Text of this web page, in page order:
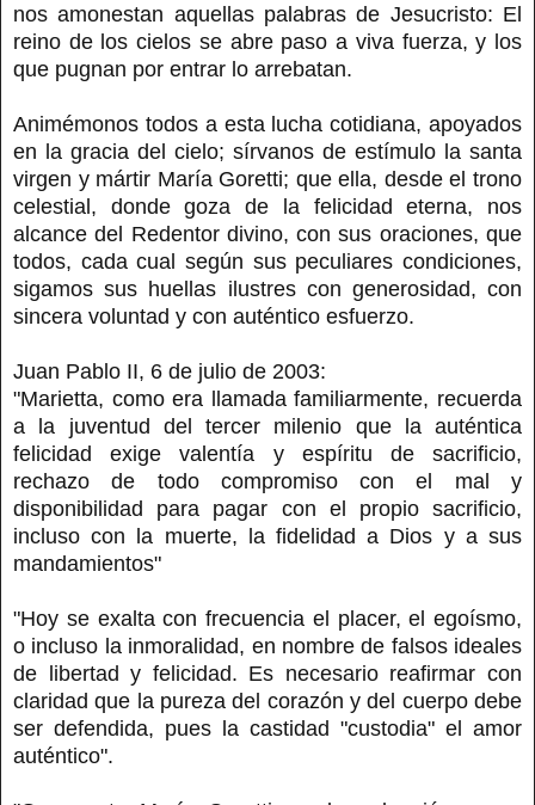
nos amonestan aquellas palabras de Jesucristo: El
reino de los cielos se abre paso a viva fuerza, y los
que pugnan por entrar lo arrebatan.
Animémonos todos a esta lucha cotidiana, apoyados
en la gracia del cielo; sírvanos de estímulo la santa
virgen y mártir María Goretti; que ella, desde el trono
celestial, donde goza de la felicidad eterna, nos
alcance del Redentor divino, con sus oraciones, que
todos, cada cual según sus peculiares condiciones,
sigamos sus huellas ilustres con generosidad, con
sincera voluntad y con auténtico esfuerzo.
Juan Pablo II, 6 de julio de 2003:
"Marietta, como era llamada familiarmente, recuerda
a la juventud del tercer milenio que la auténtica
felicidad exige valentía y espíritu de sacrificio,
rechazo de todo compromiso con el mal y
disponibilidad para pagar con el propio sacrificio,
incluso con la muerte, la fidelidad a Dios y a sus
mandamientos"
"Hoy se exalta con frecuencia el placer, el egoísmo,
o incluso la inmoralidad, en nombre de falsos ideales
de libertad y felicidad. Es necesario reafirmar con
claridad que la pureza del corazón y del cuerpo debe
ser defendida, pues la castidad "custodia" el amor
auténtico".